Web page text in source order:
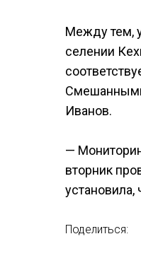
Между тем,
селении
Иванов.
—
вторник
установила,
Поделиться: